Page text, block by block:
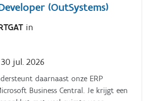
(OutSystems)
in
jul. 2026
daarnaast onze ERP
Business Central. Je krijgt een